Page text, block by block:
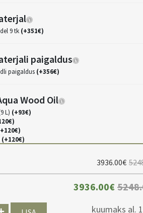
9 tk (+351€)
paigaldus
paigaldus (+356€)
Wood Oil
L) (+93€)
(+120€)
3936.00€
3936.00€
kuumaks al.